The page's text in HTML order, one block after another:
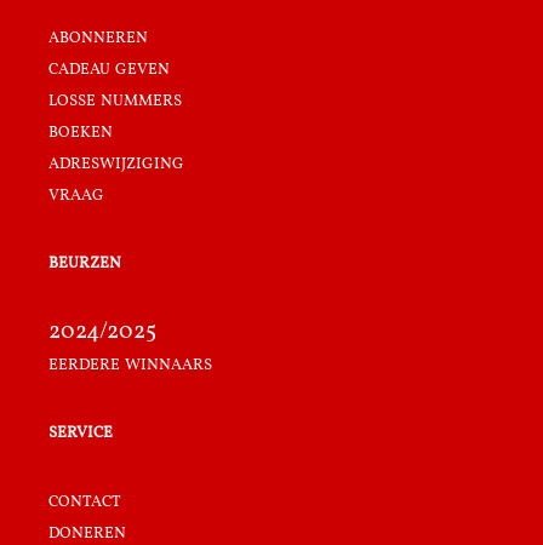
abonneren
cadeau geven
losse nummers
boeken
adreswijziging
vraag
beurzen
2024/2025
eerdere winnaars
service
contact
doneren